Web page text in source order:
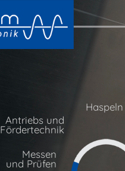
Messen
und Prüfen
Antriebs und
Fördertechnik
Haspeln